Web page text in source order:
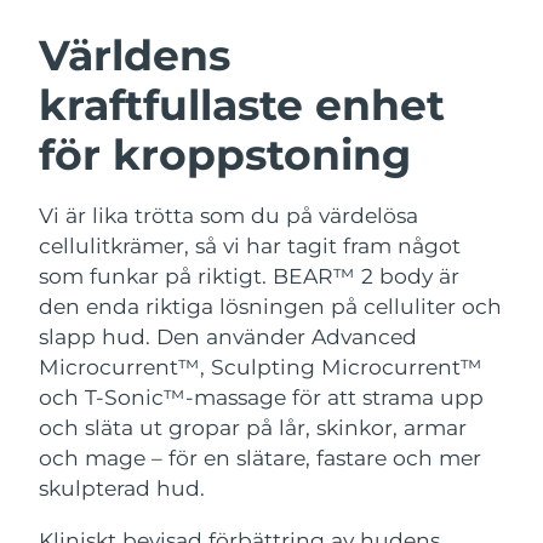
Världens
kraftfullaste enhet
för kroppstoning
Vi är lika trötta som du på värdelösa
cellulitkrämer, så vi har tagit fram något
som funkar på riktigt. BEAR™ 2 body är
den enda riktiga lösningen på celluliter och
slapp hud. Den använder Advanced
Microcurrent™, Sculpting Microcurrent™
och T-Sonic™-massage för att strama upp
och släta ut gropar på lår, skinkor, armar
och mage – för en slätare, fastare och mer
skulpterad hud.
Ansiktsrengöring
Anti-aging massage
LUNA™ 4 Plus
Massage, LED heating
LUNA™ 4 Men
For men, anti-aging massage
Ansiktslyft
Microcurrent toning
BEAR™ 2 go
Microcurrent toning on-the-go
BEAR™ 2 eyes & lips
Microcurrent line smoothing device
Återfuktning
UFO™ 3-paket
Deep facial hydration
UFO™ 3 LED
Near-infrared and red light therapy
device
Munvård
issa™ 4
Hybrid silicone sonic toothbrush
issa™ 4 plus
Smart hybrid silicone sonic toothbrush
FAQ™ ANTI-AGING-BEHANDLING
Anti-aging
NEW
Österrike
Bahrain Förväntad leverans
Belgien Förväntad leverans
Bermuda Förväntad leverans
Bosnien och
Hercegovina
Förväntad leverans8/12/26
Brunei Förväntad leverans
Bulgarien Förväntad leverans8/9/26
Kanada Förväntad leverans8/13/26